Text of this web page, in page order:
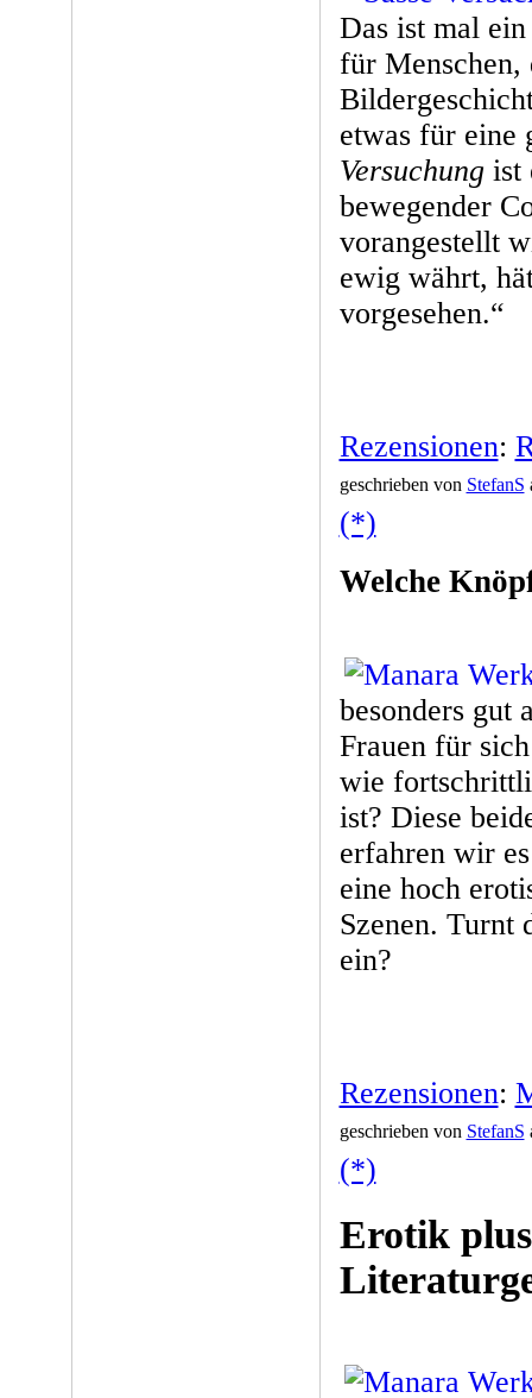
Das ist mal
für Menschen,
etwas für eine
Versuchungist
bewegender
vorangestellt
ewig währt,
vorgesehen.“
Rezensionen:
geschrieben von StefanS
(*)
Welche
besonders gut
Frauen für
wie
ist? Diese
erfahren wir
eine hoch
Szenen. Turnt
ein?
Rezensionen:
geschrieben von StefanS
(*)
Erotik